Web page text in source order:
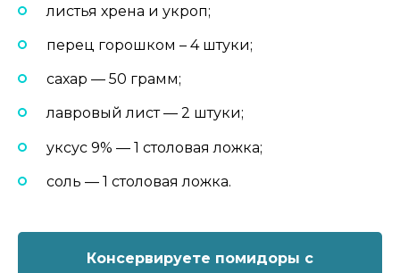
листья хрена и укроп;
перец горошком – 4 штуки;
сахар — 50 грамм;
лавровый лист — 2 штуки;
уксус 9% — 1 столовая ложка;
соль — 1 столовая ложка.
Консервируете помидоры с